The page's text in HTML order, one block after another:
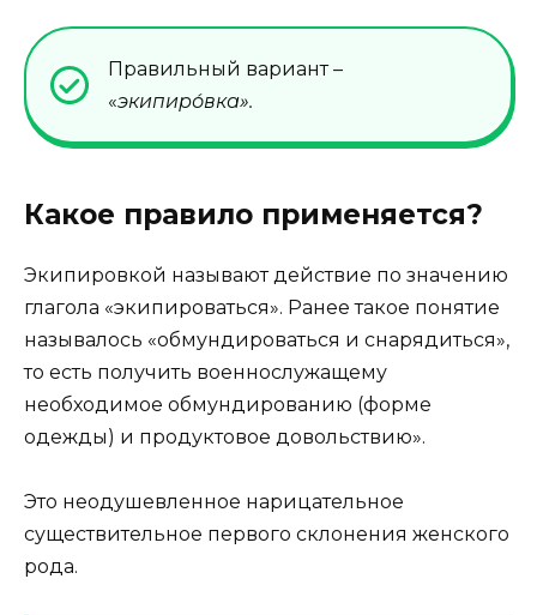
Правильный вариант –
«экипиро́вка».
Какое правило применяется?
Экипировкой называют действие по значению
глагола «экипироваться». Ранее такое понятие
называлось «обмундироваться и снарядиться»,
то есть получить военнослужащему
необходимое обмундированию (форме
одежды) и продуктовое довольствию».
Это неодушевленное нарицательное
существительное первого склонения женского
рода.